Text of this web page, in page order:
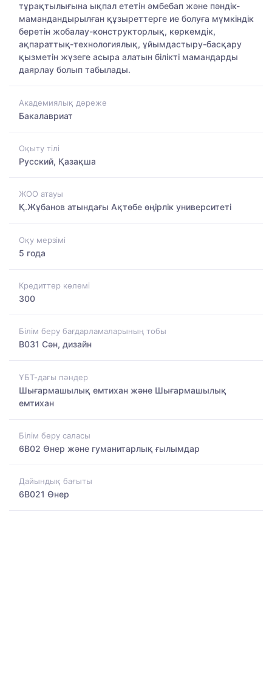
тұрақтылығына ықпал ететін әмбебап және пәндік-
мамандандырылған құзыреттерге ие болуға мүмкіндік
беретін жобалау-конструкторлық, көркемдік,
ақпараттық-технологиялық, ұйымдастыру-басқару
қызметін жүзеге асыра алатын білікті мамандарды
даярлау болып табылады.
Академиялық дәреже
Бакалавриат
Оқыту тілі
Русский, Қазақша
ЖОО атауы
Қ.Жұбанов атындағы Ақтөбе өңірлік университеті
Оқу мерзімі
5 года
Кредиттер көлемі
300
Білім беру бағдарламаларының тобы
B031 Сән, дизайн
ҰБТ-дағы пәндер
Шығармашылық емтихан және Шығармашылық
емтихан
Білім беру саласы
6B02 Өнер және гуманитарлық ғылымдар
Дайындық бағыты
6B021 Өнер